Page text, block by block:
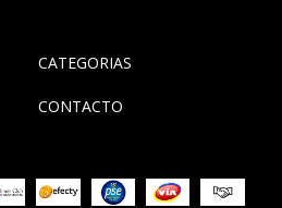
CATEGORIAS
CONTACTO